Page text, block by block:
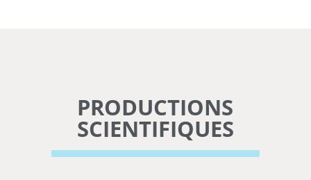
PRODUCTIONS
SCIENTIFIQUES